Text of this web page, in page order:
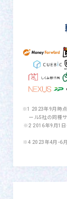
※1 2023年9月時点
ール5社の同種
※2 2016年9月1
※4 2023年4月-6